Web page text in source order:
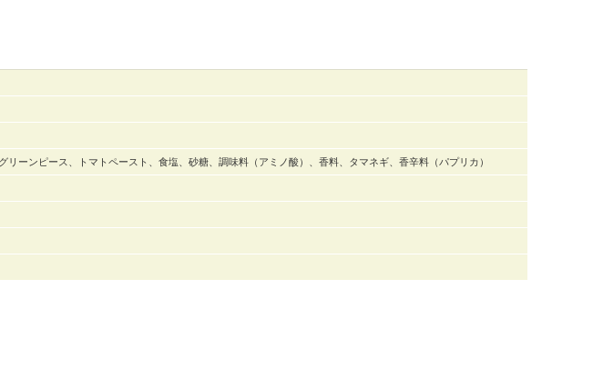
ーンピース、トマトペースト、食塩、砂糖、調味料（アミノ酸）、香料、タマネギ、香辛料（パプリカ）